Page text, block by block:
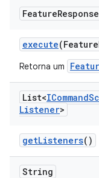
FeatureResponse
execute(Feature
Retorna um
List<ICommand
Listener>
getListeners()
String